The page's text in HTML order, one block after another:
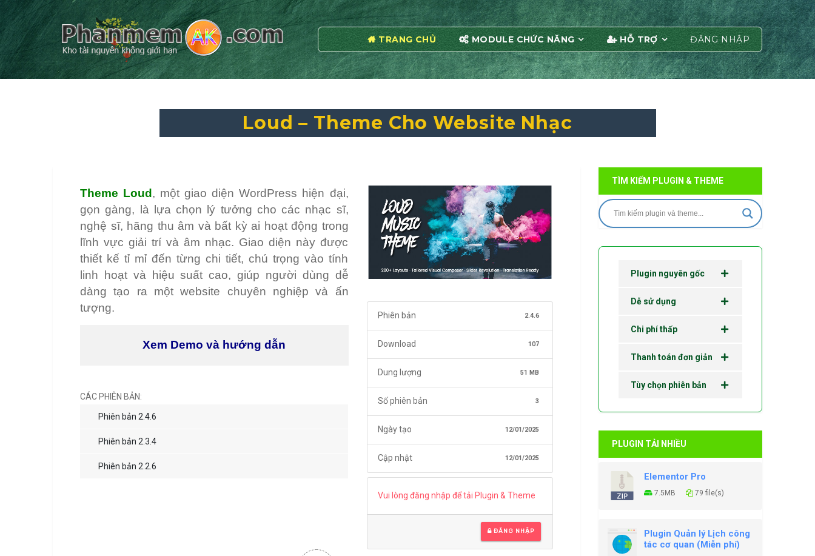
TRANG CHỦ MODULE CHỨC NĂNG HỖ TRỢ ĐĂNG NHẬP
Loud – Theme Cho Website Nhạc
Theme Loud , một giao diện WordPress hiện đại,
gọn gàng, là lựa chọn lý tưởng cho các nhạc sĩ,
nghệ sĩ, hãng thu âm và bất kỳ ai hoạt động trong
lĩnh vực giải trí và âm nhạc. Giao diện này được
thiết kế tỉ mỉ đến từng chi tiết, chú trọng vào tính
linh hoạt và hiệu suất cao, giúp người dùng dễ
dàng tạo ra một website chuyên nghiệp và ấn
tượng.
Xem Demo và hướng dẫn
CÁC PHIÊN BẢN:
Phiên bản 2.4.6
Phiên bản 2.3.4
Phiên bản 2.2.6
Phiên bản 2.4.6
Download 107
Dung lượng 51 MB
Số phiên bản 3
Ngày tạo 12/01/2025
Cập nhật 12/01/2025
Vui lòng đăng nhập để tải Plugin & Theme
ĐĂNG NHẬP
TÌM KIẾM PLUGIN & THEME
Plugin nguyên gốc
Dễ sử dụng
Chi phí thấp
Thanh toán đơn giản
Tùy chọn phiên bản
PLUGIN TẢI NHIỀU
Elementor Pro
7.5MB 79 file(s)
Plugin Quản lý Lịch công
tác cơ quan (Miễn phí)